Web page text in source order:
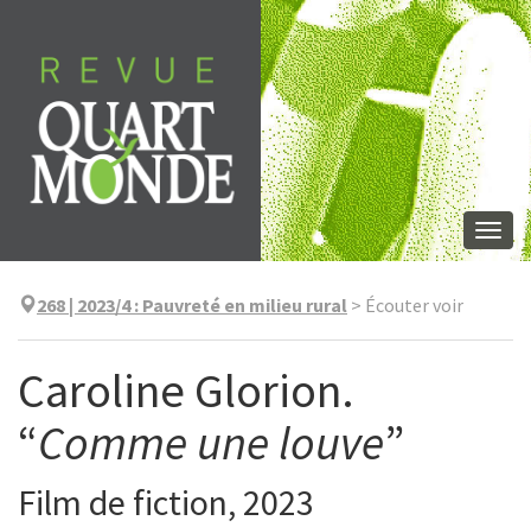
contenu
268 | 2023/4: Pauvreté en milieu rural > Écouter voir
Caroline Glorion.
“Comme une louve”
Film de fiction, 2023